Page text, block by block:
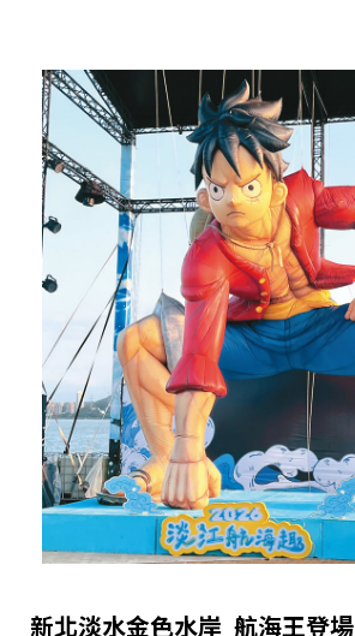
新北淡水金色水岸 航海王登場